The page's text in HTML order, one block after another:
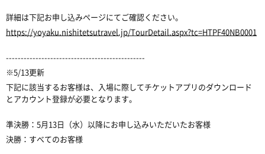
詳細は下記お申し込みページにてご確認ください。
https://yoyaku.nishitetsutravel.jp/TourDetail.aspx?tc=HTPF40NB0001
-----------------------------------------------
※5/13更新
下記に該当するお客様は、入場に際してチケットアプリのダウンロード
とアカウント登録が必要となります。
準決勝：5月13日（水）以降にお申し込みいただいたお客様
決勝：すべてのお客様